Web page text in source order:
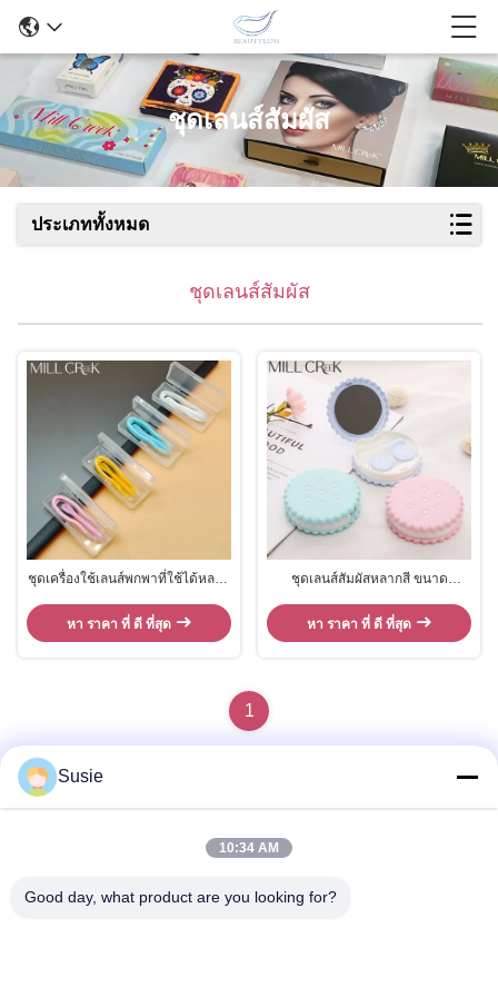
ชุดเลนส์สัมผัส
ประเภททั้งหมด
ชุดเลนส์สัมผัส
ชุดเครื่องใช้เลนส์พกพาที่ใช้ได้หลาย
พลาสติก
หา ราคา ที่ ดี ที่สุด
ชุดเลนส์สัมผัสหลากสี ขนาด
น้ำหนักเบา
หา ราคา ที่ ดี ที่สุด
1
ที่อยู่
Susie
10:34 AM
Good day, what product are you looking for?